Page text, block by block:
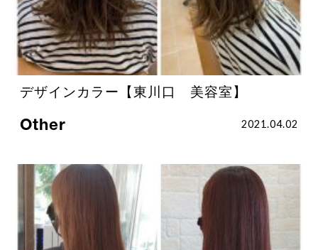
デザインカラー【東川口 美容室】
Other 2021.04.02